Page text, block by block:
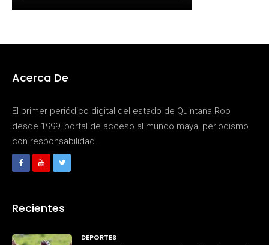
Acerca De
El primer periódico digital del estado de Quintana Roo
desde 1999, portal de acceso al mundo maya, periodismo
con responsabilidad.
Recientes
DEPORTES